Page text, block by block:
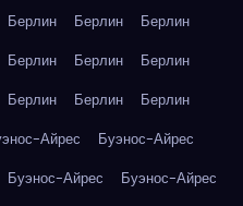
Берлин Берлин
Берлин
Берлин Берлин
Берлин
Берлин Берлин
Берлин
Айрес
Буэнос-Айрес
Буэнос-Айрес
Буэнос-Айрес